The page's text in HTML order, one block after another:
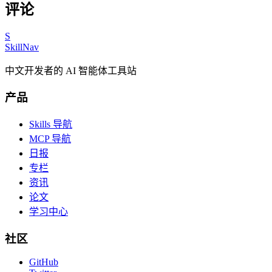
评论
S
SkillNav
中文开发者的 AI 智能体工具站
产品
Skills 导航
MCP 导航
日报
专栏
资讯
论文
学习中心
社区
GitHub